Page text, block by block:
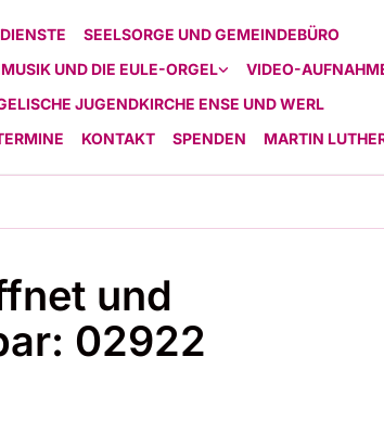
SEELSORGE UND GEMEINDEBÜRO
UND DIE EULE-ORGEL
VIDEO-
JUGENDKIRCHE ENSE UND WERL
KONTAKT SPENDEN MARTIN
und
02922